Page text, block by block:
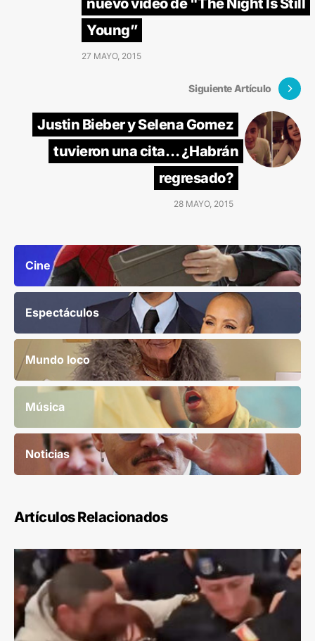
nuevo video de "The Night Is Still
Young”
27 MAYO, 2015
Siguiente Artículo
Justin Bieber y Selena Gomez
tuvieron una cita… ¿Habrán
regresado?
28 MAYO, 2015
Cine
Espectáculos
Mundo loco
Música
Noticias
Artículos Relacionados